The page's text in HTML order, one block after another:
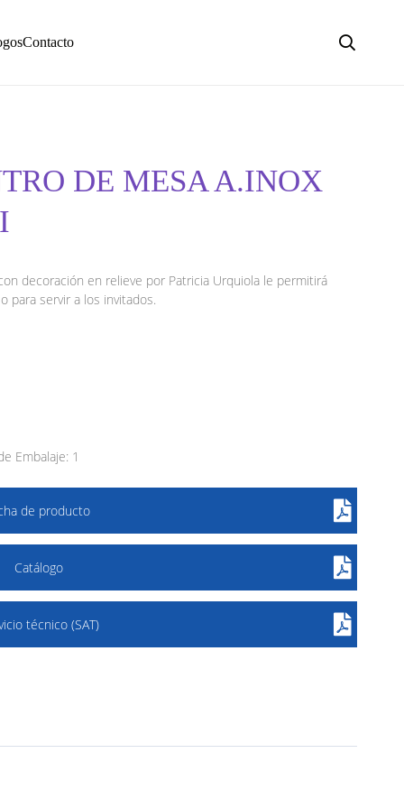
Contacto
DE MESA A.INOX
decoración en relieve por Patricia Urquiola le permitirá
para servir a los invitados.
Embalaje: 1
de producto
Catálogo
técnico (SAT)